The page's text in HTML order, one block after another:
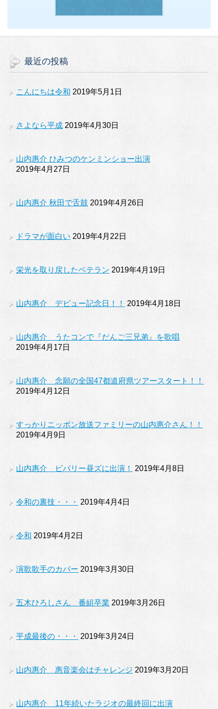
最近の投稿
こんにちは令和 2019年5月1日
さよなら平成 2019年4月30日
山内惠介 ひみつのケンミンショー出演
2019年4月27日
山内惠介 秋田で舌鼓 2019年4月26日
ドラマが面白い 2019年4月22日
栄光を取り戻したベテラン 2019年4月19日
山内惠介 デビュー記念日！！ 2019年4月18日
山内惠介 うたコンで『だんご三兄弟』を歌唱
2019年4月17日
山内惠介 念願の全国47都道府県ツアースタート！！
2019年4月12日
すっかりニッポン放送ファミリーの山内惠介さん！！
2019年4月9日
山内惠介 ビバリー昼ズに出演！ 2019年4月8日
令和の裏技・・・ 2019年4月4日
令和 2019年4月2日
演歌歌手のカバー 2019年3月30日
五木ひろしさん 番組卒業 2019年3月26日
平成最後の・・・ 2019年3月24日
山内惠介 惠音楽会はチャレンジ 2019年3月20日
山内惠介 11年続いたラジオの最終回に出演